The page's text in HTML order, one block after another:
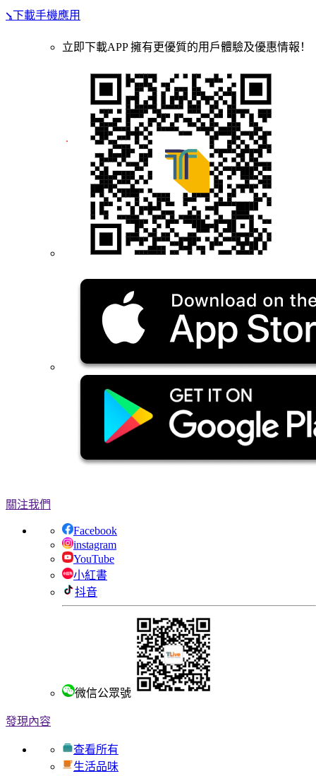
⭸下載手機應用
立即下載APP 擁有更優質的用戶體驗及優惠情報！
關注我們
Facebook
instagram
YouTube
小紅書
抖音
微信公眾號
發現內容
查看所有
生活品味